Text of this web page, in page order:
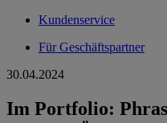
Kundenservice
Für Geschäftspartner
30.04.2024
Im Portfolio: